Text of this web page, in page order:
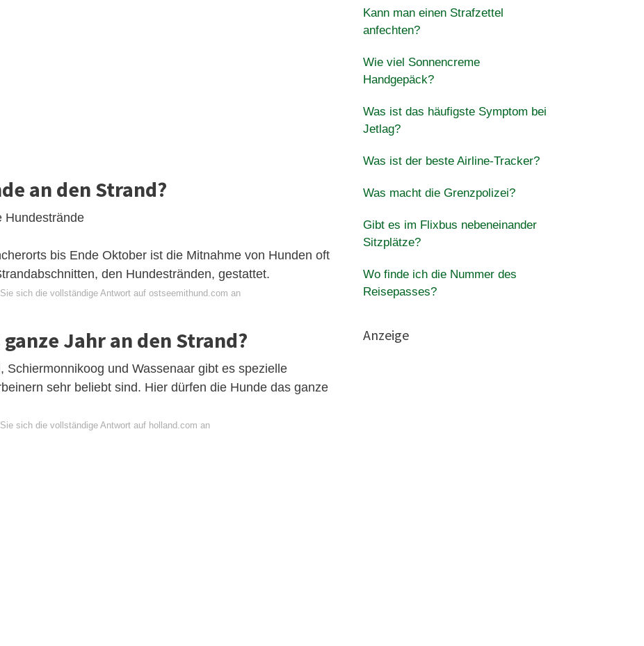
an den Strand?
Hundestrände
bis Ende Oktober ist die Mitnahme von Hunden oft
den Hundestränden, gestattet.
sich die vollständige Antwort auf ostseemithund.com an
Jahr an den Strand?
Schiermonnikoog und Wassenaar gibt es spezielle
sehr beliebt sind. Hier dürfen die Hunde das ganze
sich die vollständige Antwort auf holland.com an
Kann man einen Strafzettel
anfechten?
Wie viel Sonnencreme
Handgepäck?
Was ist das häufigste Symptom bei
Jetlag?
Was ist der beste Airline-Tracker?
Was macht die Grenzpolizei?
Gibt es im Flixbus nebeneinander
Sitzplätze?
Wo finde ich die Nummer des
Reisepasses?
Anzeige